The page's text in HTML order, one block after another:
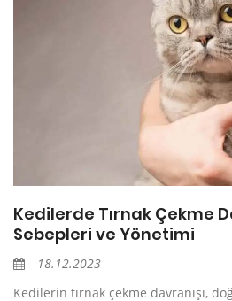
Kedilerde Tırnak Çekme
Sebepleri ve Yönetimi
18.12.2023
Kedilerin tırnak çekme davranışı,